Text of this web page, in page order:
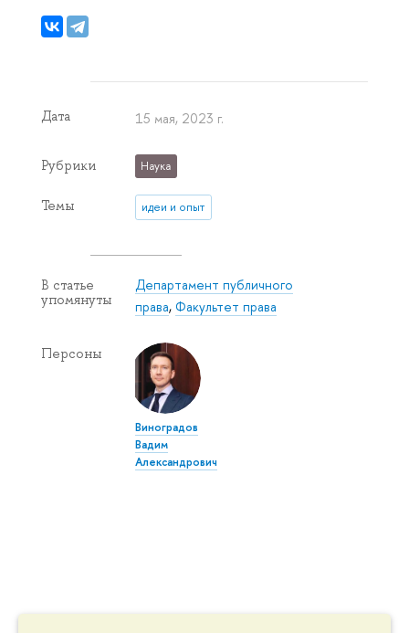
Дата 15 мая, 2023 г.
Рубрики Наука
Темы идеи и опыт
В статье
упомянуты
Департамент публичного
права,Факультет права
Персоны
Виноградов
Вадим
Александрович